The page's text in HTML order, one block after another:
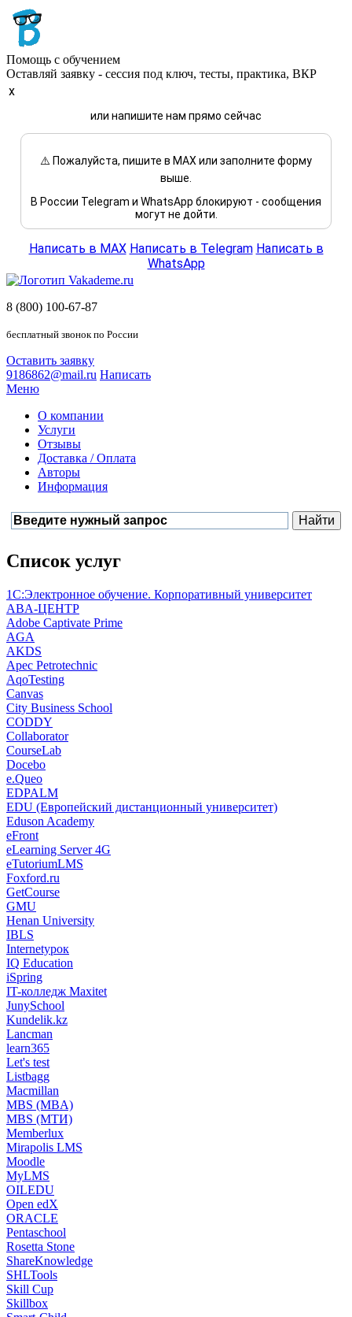
Помощь с обучением
Оставляй заявку - сессия под ключ, тесты, практика, ВКР
x
или напишите нам прямо сейчас
⚠️ Пожалуйста, пишите в MAX или заполните форму
выше.
В России Telegram и WhatsApp блокируют - сообщения
могут не дойти.
Написать в MAX Написать в Telegram Написать в
WhatsApp
8 (800) 100-67-87
бесплатный звонок по России
Оставить заявку
9186862@mail.ru Написать
Меню
О компании
Услуги
Отзывы
Доставка / Оплата
Авторы
Информация
Список услуг
1С:Электронное обучение. Корпоративный университет
ABA-ЦЕНТР
Adobe Captivate Prime
AGA
AKDS
Apec Petrotechnic
AqoTesting
Canvas
City Business School
CODDY
Collaborator
CourseLab
Docebo
e.Queo
EDPALM
EDU (Европейский дистанционный университет)
Eduson Academy
eFront
eLearning Server 4G
eTutoriumLMS
Foxford.ru
GetCourse
GMU
Henan University
IBLS
Internetурок
IQ Education
iSpring
IT-колледж Maxitet
JunySchool
Kundelik.kz
Lancman
learn365
Let's test
Listbagg
Macmillan
MBS (MBA)
MBS (МТИ)
Memberlux
Mirapolis LMS
Moodle
MyLMS
OILEDU
Open edX
ORACLE
Pentaschool
Rosetta Stone
ShareKnowledge
SHLTools
Skill Cup
Skillbox